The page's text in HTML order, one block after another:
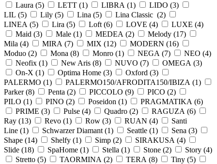
Laura (5) LETT (1) LIBRA (1) LIDO (3)
LIL (5) Lily (5) Lina (5) Lina Classic (2)
LINEA (5) Lira (5) Loft (6) LOVE (4) LUXE (4)
Maid (3) Male (1) MEDEA (2) Melody (17)
Mila (4) MIRA (7) MIX (12) MODERN (16)
Moduo (2) Mona (8) Monro (1) NEGA (7) NEO (4)
Neofix (1) New Aris (8) NUVO (7) OMEGA (3)
On-X (1) Optima Home (3) Oxford (3)
PALERMO (1) PALERMO150/AFRODITA150/IBIZA (1)
Parker (8) Penta (2) PICCOLO (9) PICO (2)
PILO (1) PINO (2) Poseidon (1) PRAGMATIKA (6)
PRIME (3) Pulse (4) Quadro (2) RAGUZA (6)
Ray (13) Revo (1) Row (3) RUAN (4)
Santi
Line (1) Schwarzer Diamant (1) Seattle (1) Sena (3)
Shape (14) Shelfy (1) Simp (2) SIRAKUSA (4)
Slide (18) SpaHome (1) Stella (1) Stone (2) Story (4)
Stretto (5) TAORMINA (2) TERA (8) Tiny (5)